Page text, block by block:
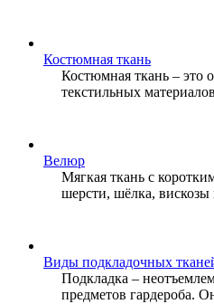
Костюмная ткань
Костюмная ткань – это
текстильных
Велюр
Мягкая ткань с
шерсти, шёлка, вискозы
Виды подкладочных
Подкладка –
предметов гардероба.